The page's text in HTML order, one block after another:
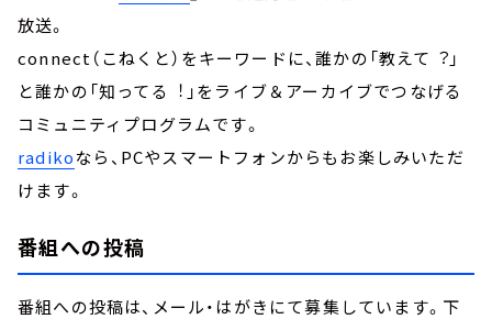
放送。
connect（こねくと）をキーワードに、誰かの「教えて︖」
と誰かの「知ってる︕」をライブ＆アーカイブでつなげる
コミュニティプログラムです。
radikoなら、PCやスマートフォンからもお楽しみいただ
けます。
番組への投稿
番組への投稿は、メール・はがきにて募集しています。下